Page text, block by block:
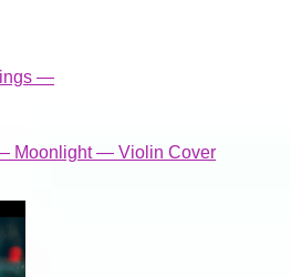
—
Moonlight — Violin Cover